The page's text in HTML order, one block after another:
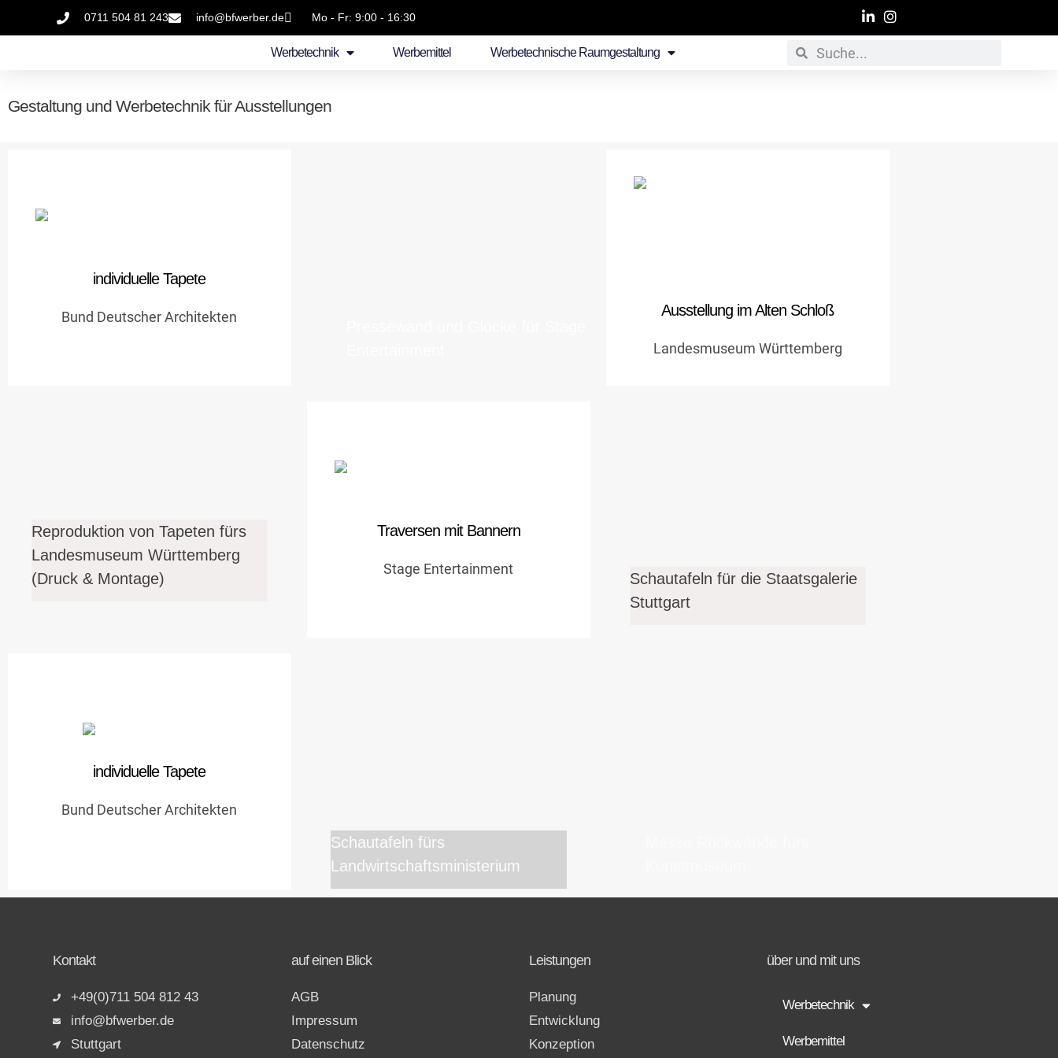
0711 504 81 243 info@bfwerber.de Mo - Fr: 9:00 - 16:30
Werbetechnik Werbemittel Werbetechnische Raumgestaltung
Gestaltung und Werbetechnik für Ausstellungen
individuelle Tapete
Bund Deutscher Architekten
Details zum Job Ausstellung im Alten Schloß
Landesmuseum Württemberg
Details zum Job
Reproduktion von Tapeten fürs
Landesmuseum Württemberg
(Druck & Montage)
Traversen mit Bannern
Stage Entertainment
Entertainment
Details zum Job
Schautafeln für die Staatsgalerie
Stuttgart
individuelle Tapete
Bund Deutscher Architekten
Ausstellungsraum
Schautafeln fürs
Landwirtschaftsministerium
Kontakt
+49(0)711 504 812 43
info@bfwerber.de
Stuttgart
auf einen Blick
AGB
Impressum
Datenschutz
Leistungen
Planung
Entwicklung
Konzeption
über und mit uns
Werbetechnik
Werbemittel